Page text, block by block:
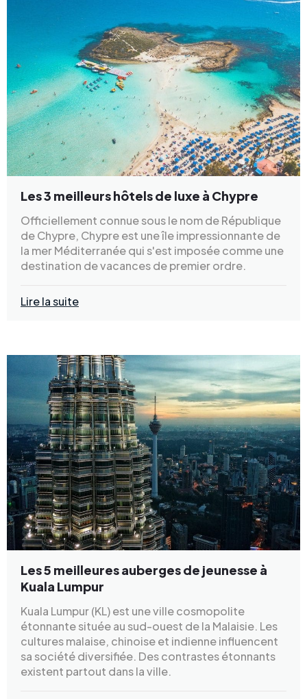
Les 3 meilleurs hôtels de luxe à Chypre
Officiellement connue sous le nom de République
de Chypre, Chypre est une île impressionnante de
la mer Méditerranée qui s'est imposée comme une
destination de vacances de premier ordre.
Lire la suite
Les 5 meilleures auberges de jeunesse à
Kuala Lumpur
Kuala Lumpur (KL) est une ville cosmopolite
étonnante située au sud-ouest de la Malaisie. Les
cultures malaise, chinoise et indienne influencent
sa société diversifiée. Des contrastes étonnants
existent partout dans la ville.